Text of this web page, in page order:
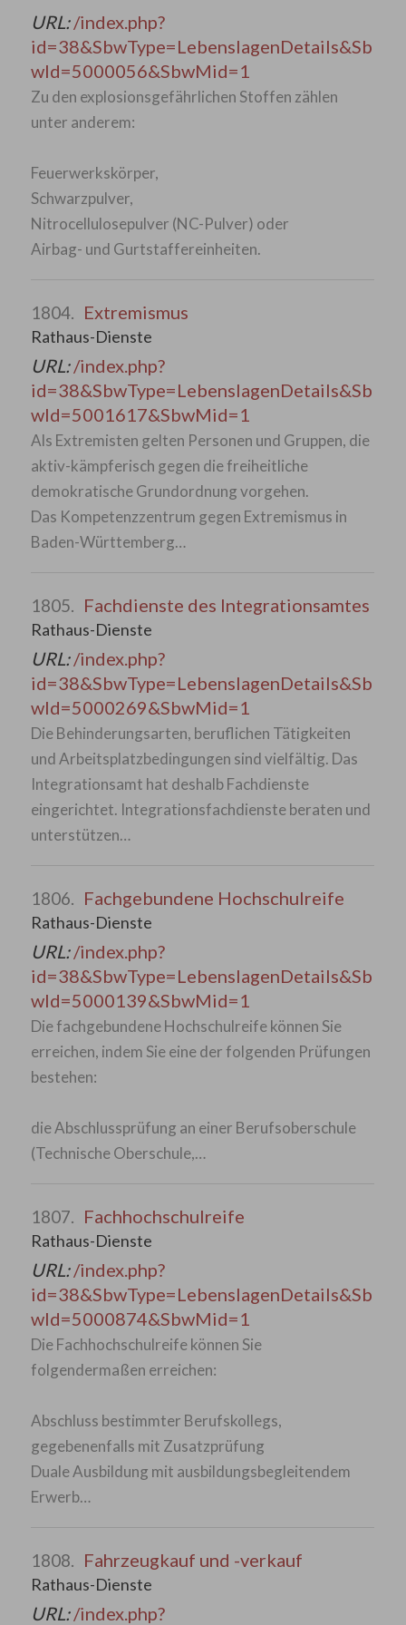
URL:/index.php?
id=38&SbwType=LebenslagenDetails&Sb
wId=5000056&SbwMid=1
Zu den explosionsgefährlichen Stoffen zählen
unter anderem:
Feuerwerkskörper,
Schwarzpulver,
Nitrocellulosepulver (NC-Pulver) oder
Airbag- und Gurtstaffereinheiten.
1804. Extremismus
Rathaus-Dienste
URL:/index.php?
id=38&SbwType=LebenslagenDetails&Sb
wId=5001617&SbwMid=1
Als Extremisten gelten Personen und Gruppen, die
aktiv-kämpferisch gegen die freiheitliche
demokratische Grundordnung vorgehen.
Das Kompetenzzentrum gegen Extremismus in
Baden-Württemberg…
1805. Fachdienste des Integrationsamtes
Rathaus-Dienste
URL:/index.php?
id=38&SbwType=LebenslagenDetails&Sb
wId=5000269&SbwMid=1
Die Behinderungsarten, beruflichen Tätigkeiten
und Arbeitsplatzbedingungen sind vielfältig. Das
Integrationsamt hat deshalb Fachdienste
eingerichtet. Integrationsfachdienste beraten und
unterstützen…
1806. Fachgebundene Hochschulreife
Rathaus-Dienste
URL:/index.php?
id=38&SbwType=LebenslagenDetails&Sb
wId=5000139&SbwMid=1
Die fachgebundene Hochschulreife können Sie
erreichen, indem Sie eine der folgenden Prüfungen
bestehen:
die Abschlussprüfung an einer Berufsoberschule
(Technische Oberschule,…
1807. Fachhochschulreife
Rathaus-Dienste
URL:/index.php?
id=38&SbwType=LebenslagenDetails&Sb
wId=5000874&SbwMid=1
Die Fachhochschulreife können Sie
folgendermaßen erreichen:
Abschluss bestimmter Berufskollegs,
gegebenenfalls mit Zusatzprüfung
Duale Ausbildung mit ausbildungsbegleitendem
Erwerb…
1808. Fahrzeugkauf und -verkauf
Rathaus-Dienste
URL:/index.php?